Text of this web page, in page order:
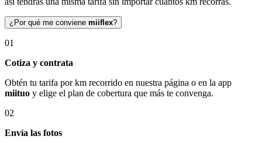
¿Por qué me conviene miiflex?
01
Cotiza y contrata
Obtén tu tarifa por km recorrido en nuestra página o en la app
miituo y elige el plan de cobertura que más te convenga.
02
Envía las fotos